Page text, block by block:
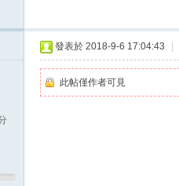
發表於 2018-9-6 17:04:43
此帖僅作者可見